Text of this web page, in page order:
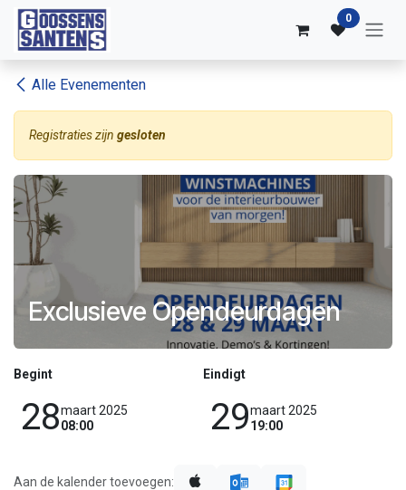
Overslaan naar inhoud
0
Alle Evenementen
Registraties zijn gesloten
Exclusieve Opendeurdagen
Begint
28maart 2025
08:00
Eindigt
29maart 2025
19:00
Aan de kalender toevoegen: